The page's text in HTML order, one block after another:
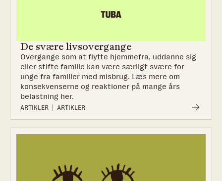
De svære livsovergange
Overgange som at flytte hjemmefra, uddanne sig
eller stifte familie kan være særligt svære for
unge fra familier med misbrug. Læs mere om
konsekvenserne og reaktioner på mange års
belastning her.‍
ARTIKLER ARTIKLER